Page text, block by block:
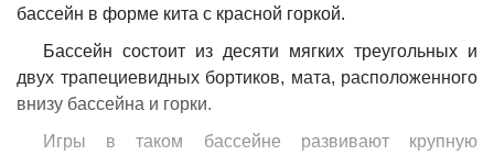
бассейн в форме кита с красной горкой.
Бассейн состоит из десяти мягких треугольных и
двух трапециевидных бортиков, мата, расположенного
внизу бассейна и горки.
Игры в таком бассейне развивают крупную